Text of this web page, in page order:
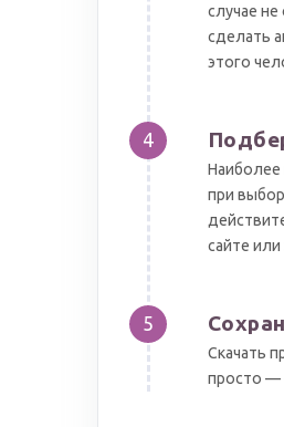
случае
сделать
этого
4
при
сайте
5
Скачать
просто —